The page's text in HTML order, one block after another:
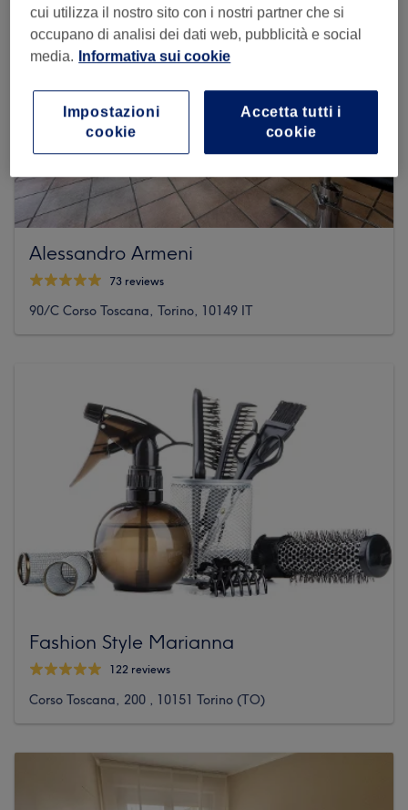
Alessandro Armeni
73 reviews
90/C Corso Toscana, Torino, 10149 IT
Fashion Style Marianna
122 reviews
Corso Toscana, 200 , 10151 Torino (TO)
cui utilizza il nostro sito con i nostri partner che si
occupano di analisi dei dati web, pubblicità e social
media.
Informativa sui cookie
Accetta tutti i
cookie
Impostazioni
cookie